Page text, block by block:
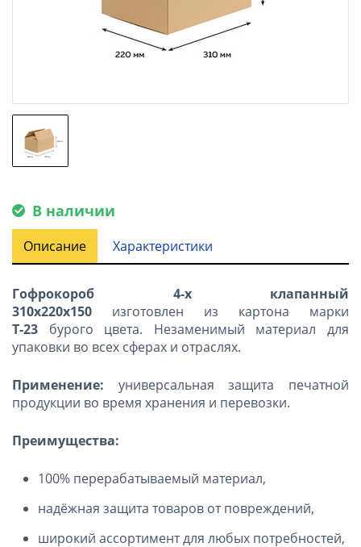
В наличии
Описание Характеристики
Гофрокороб 4-х клапанный
310х220х150 изготовлен из картона марки
Т-23 бурого цвета. Незаменимый материал для
упаковки во всех сферах и отраслях.
Применение: универсальная защита печатной
продукции во время хранения и перевозки.
Преимущества:
100% перерабатываемый материал,
надёжная защита товаров от повреждений,
широкий ассортимент для любых потребностей,